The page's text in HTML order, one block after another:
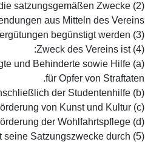
satzungsgemäßen Zwecke
aus Mitteln des Vereins.
(3) Es darf keine Person durch Ausgaben, die dem Zweck des Vereins fremd sind, oder durch unverhältnismäßig hohe Vergütungen begünstigt werden.
(4) Zweck des Vereins ist:
und Behinderte sowie Hilfe
für Opfer von Straftaten.
(b) Die Förderung der Erziehung, Gemein- und Berufsbildung einschließlich der Studentenhilfe.
(c) Die Förderung von Kunst und Kultur.
(d) Die Förderung der Wohlfahrtspflege.
(5) Der Verein verwirklicht seine Satzungszwecke durch: